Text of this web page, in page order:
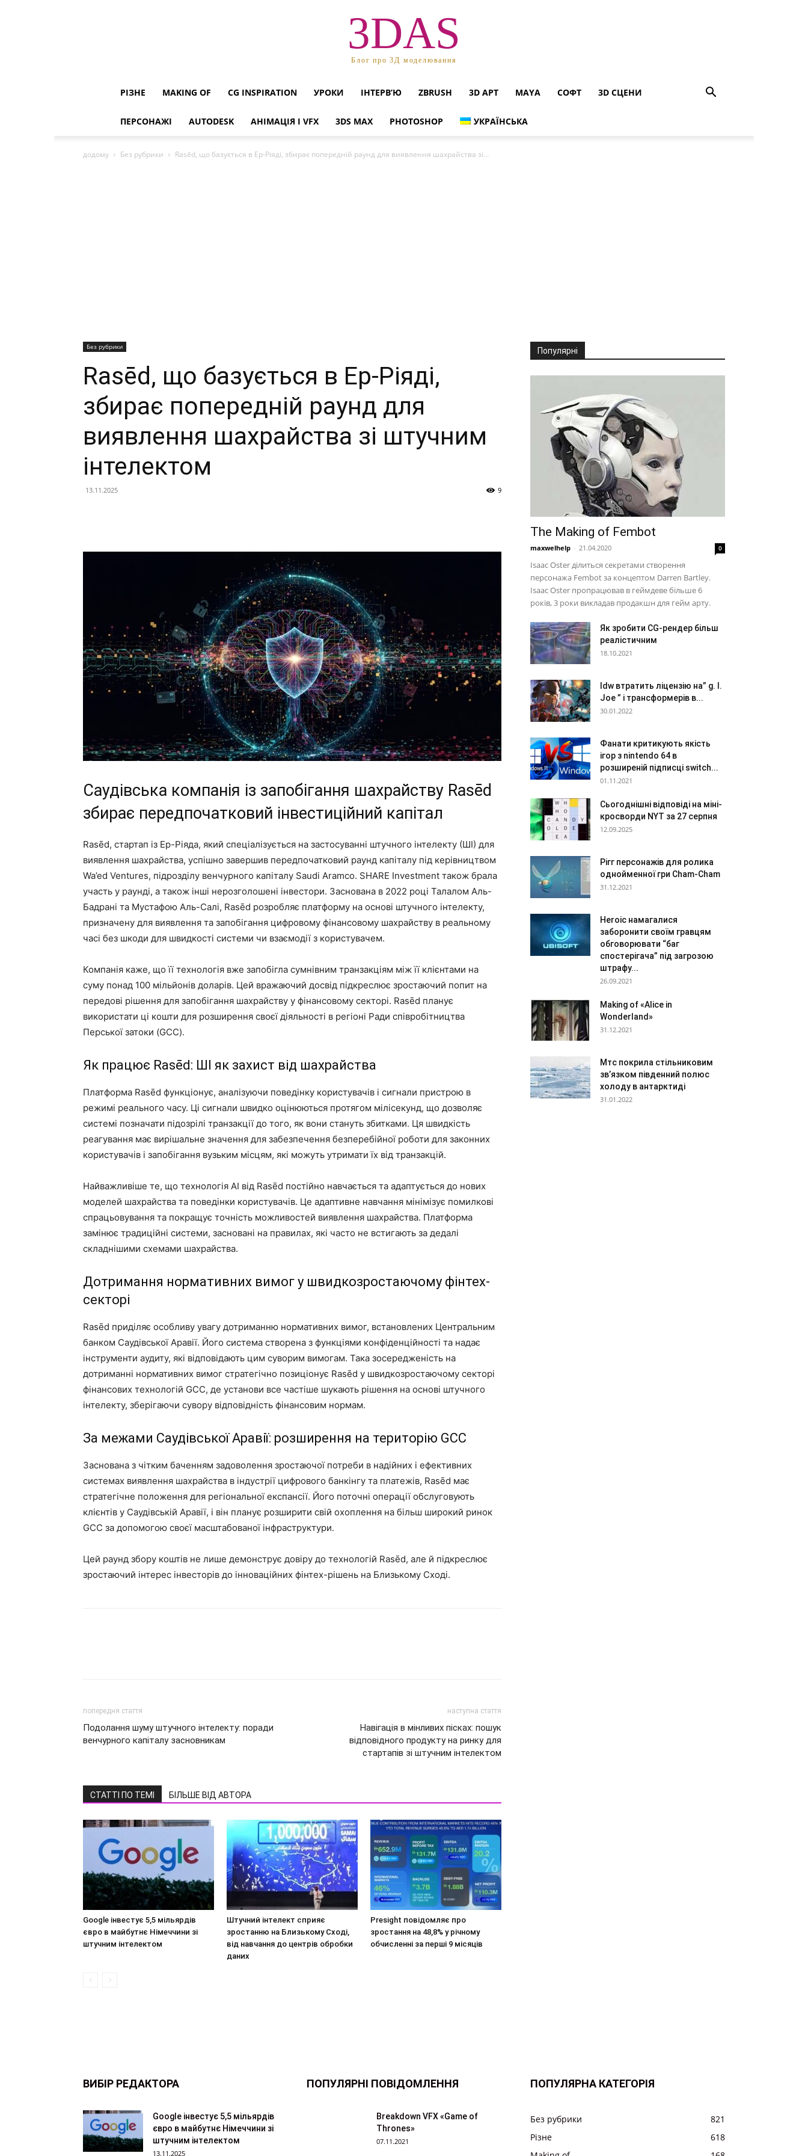
3DAS
Блог про 3Д моделювання
РІЗНЕ MAKING OF CG INSPIRATION УРОКИ ІНТЕРВ’Ю ZBRUSH 3D АРТ MAYA СОФТ 3D СЦЕНИ
ПЕРСОНАЖІ AUTODESK АНІМАЦІЯ І VFX 3DS MAX PHOTOSHOP УКРАЇНСЬКА
додому Без рубрики Rasēd, що базується в Ер-Ріяді, збирає попередній раунд для виявлення шахрайства зі...
Без рубрики
Rasēd, що базується в Ер-Ріяді,
збирає попередній раунд для
виявлення шахрайства зі штучним
інтелектом
13.11.2025 9
Саудівська компанія із запобігання шахрайству Rasēd
збирає передпочатковий інвестиційний капітал
Rasēd, стартап із Ер-Ріяда, який спеціалізується на застосуванні штучного інтелекту (ШІ) для
виявлення шахрайства, успішно завершив передпочатковий раунд капіталу під керівництвом
Wa’ed Ventures, підрозділу венчурного капіталу Saudi Aramco. SHARE Investment також брала
участь у раунді, а також інші нерозголошені інвестори. Заснована в 2022 році Талалом Аль-
Бадрані та Мустафою Аль-Салі, Rasēd розробляє платформу на основі штучного інтелекту,
призначену для виявлення та запобігання цифровому фінансовому шахрайству в реальному
часі без шкоди для швидкості системи чи взаємодії з користувачем.
Компанія каже, що її технологія вже запобігла сумнівним транзакціям між її клієнтами на
суму понад 100 мільйонів доларів. Цей вражаючий досвід підкреслює зростаючий попит на
передові рішення для запобігання шахрайству у фінансовому секторі. Rasēd планує
використати ці кошти для розширення своєї діяльності в регіоні Ради співробітництва
Перської затоки (GCC).
Як працює Rasēd: ШІ як захист від шахрайства
Платформа Rasēd функціонує, аналізуючи поведінку користувачів і сигнали пристрою в
режимі реального часу. Ці сигнали швидко оцінюються протягом мілісекунд, що дозволяє
системі позначати підозрілі транзакції до того, як вони стануть збитками. Ця швидкість
реагування має вирішальне значення для забезпечення безперебійної роботи для законних
користувачів і запобігання вузьким місцям, які можуть утримати їх від транзакцій.
Найважливіше те, що технологія AI від Rasēd постійно навчається та адаптується до нових
моделей шахрайства та поведінки користувачів. Це адаптивне навчання мінімізує помилкові
спрацьовування та покращує точність можливостей виявлення шахрайства. Платформа
замінює традиційні системи, засновані на правилах, які часто не встигають за дедалі
складнішими схемами шахрайства.
Дотримання нормативних вимог у швидкозростаючому фінтех-
секторі
Rasēd приділяє особливу увагу дотриманню нормативних вимог, встановлених Центральним
банком Саудівської Аравії. Його система створена з функціями конфіденційності та надає
інструменти аудиту, які відповідають цим суворим вимогам. Така зосередженість на
дотриманні нормативних вимог стратегічно позиціонує Rasēd у швидкозростаючому секторі
фінансових технологій GCC, де установи все частіше шукають рішення на основі штучного
інтелекту, зберігаючи сувору відповідність фінансовим нормам.
За межами Саудівської Аравії: розширення на територію GCC
Заснована з чітким баченням задоволення зростаючої потреби в надійних і ефективних
системах виявлення шахрайства в індустрії цифрового банкінгу та платежів, Rasēd має
стратегічне положення для регіональної експансії. Його поточні операції обслуговують
клієнтів у Саудівській Аравії, і він планує розширити свій охоплення на більш широкий ринок
GCC за допомогою своєї масштабованої інфраструктури.
Цей раунд збору коштів не лише демонструє довіру до технологій Rasēd, але й підкреслює
зростаючий інтерес інвесторів до інноваційних фінтех-рішень на Близькому Сході.
попередня стаття
Подолання шуму штучного інтелекту: поради
венчурного капіталу засновникам
наступна стаття
Навігація в мінливих пісках: пошук
відповідного продукту на ринку для
стартапів зі штучним інтелектом
СТАТТІ ПО ТЕМІ БІЛЬШЕ ВІД АВТОРА
Google інвестує 5,5 мільярдів
євро в майбутнє Німеччини зі
штучним інтелектом
Штучний інтелект сприяє
зростанню на Близькому Сході,
від навчання до центрів обробки
даних
Presight повідомляє про
зростання на 48,8% у річному
обчисленні за перші 9 місяців
Популярні
The Making of Fembot
maxwelhelp - 21.04.2020 0
Isaac Oster ділиться секретами створення
персонажа Fembot за концептом Darren Bartley.
Isaac Oster пропрацював в геймдеве більше 6
років, 3 роки викладав продакшн для гейм арту.
Як зробити CG-рендер більш
реалістичним
18.10.2021
Idw втратить ліцензію на” g. I.
Joe ” і трансформерів в...
30.01.2022
Фанати критикують якість
ігор з nintendo 64 в
розширеній підписці switch...
01.11.2021
Сьогоднішні відповіді на міні-
кросворди NYT за 27 серпня
12.09.2025
Рігг персонажів для ролика
однойменної гри Cham-Cham
31.12.2021
Heroic намагалися
заборонити своїм гравцям
обговорювати “баг
спостерігача” під загрозою
штрафу...
26.09.2021
Making of «Alice in
Wonderland»
31.12.2021
Мтс покрила стільниковим
зв’язком південний полюс
холоду в антарктиді
31.01.2022
ВИБІР РЕДАКТОРА
Google інвестує 5,5 мільярдів
євро в майбутнє Німеччини зі
штучним інтелектом
13.11.2025
ПОПУЛЯРНІ ПОВІДОМЛЕННЯ
Breakdown VFX «Game of
Thrones»
07.11.2021
ПОПУЛЯРНА КАТЕГОРІЯ
Без рубрики
821
Різне
618